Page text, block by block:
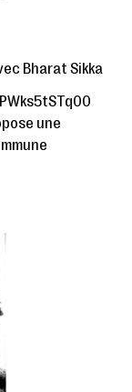
Bharat Sikka
une